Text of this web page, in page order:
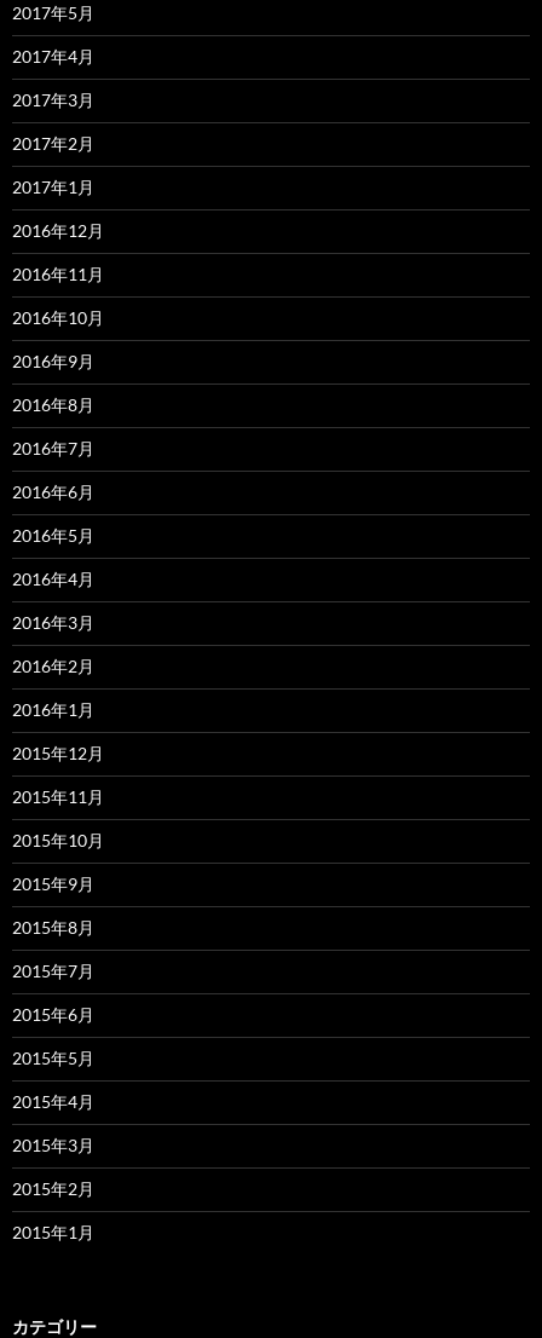
2017年5月
2017年4月
2017年3月
2017年2月
2017年1月
2016年12月
2016年11月
2016年10月
2016年9月
2016年8月
2016年7月
2016年6月
2016年5月
2016年4月
2016年3月
2016年2月
2016年1月
2015年12月
2015年11月
2015年10月
2015年9月
2015年8月
2015年7月
2015年6月
2015年5月
2015年4月
2015年3月
2015年2月
2015年1月
カテゴリー